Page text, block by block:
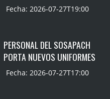
Fecha: 2026-07-27T19:00
PERSONAL DEL SOSAPACH
PORTA NUEVOS UNIFORMES
Fecha: 2026-07-27T17:00